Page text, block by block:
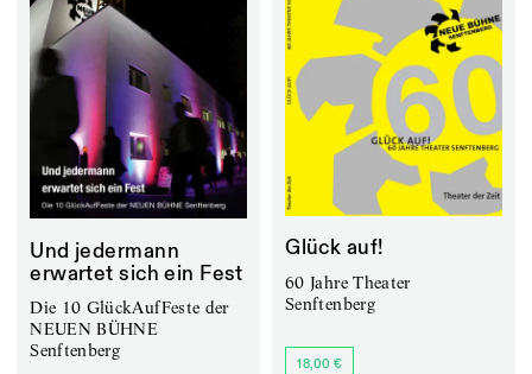
Und jedermann
erwartet sich ein Fest
Die 10 GlückAufFeste der
NEUEN BÜHNE
Senftenberg
Glück auf!
60 Jahre Theater
Senftenberg
18,00 €